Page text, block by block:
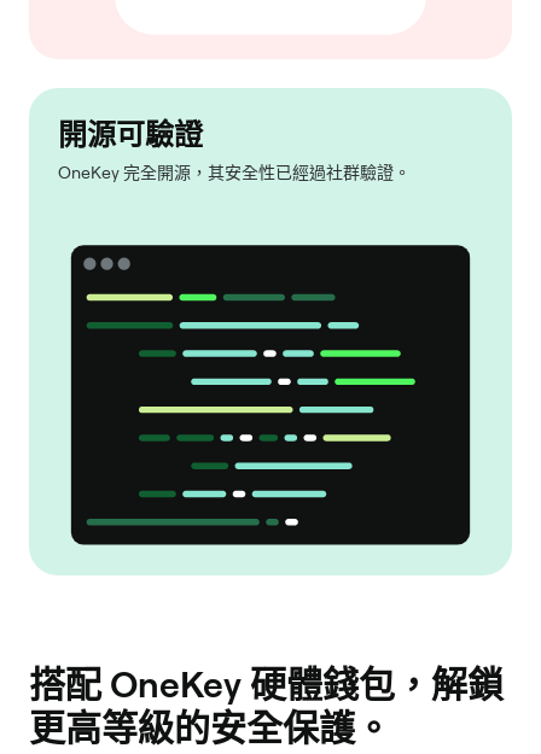
開源可驗證
OneKey 完全開源，其安全性已經過社群驗證。
搭配 OneKey 硬體錢包，解鎖
更高等級的安全保護。